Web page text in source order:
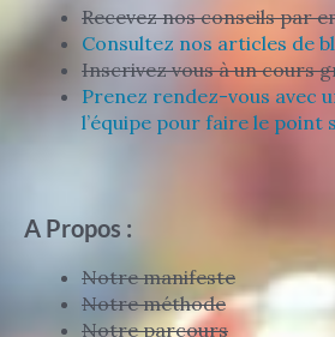
Recevez nos conseils par
Consultez nos articles de
Inscrivez vous à un cours
Prenez rendez-vous avec
l’équipe pour faire le point
A Propos :
Notre manifeste
Notre méthode
Notre parcours